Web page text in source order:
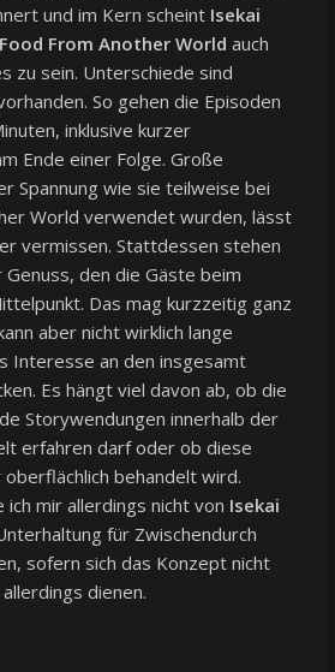
und im Kern scheint Isekai
From Another World auch
zu sein. Unterschiede sind
So gehen die Episoden
inklusive kurzer
Ende einer Folge. Große
Spannung wie sie teilweise bei
World verwendet wurden, lässt
vermissen. Stattdessen stehen
den die Gäste beim
Das mag kurzzeitig ganz
aber nicht wirklich lange
Interesse an den insgesamt
Es hängt viel davon ab, ob die
Storywendungen innerhalb der
erfahren darf oder ob diese
behandelt wird.
mir allerdings nicht von Isekai
für Zwischendurch
sofern sich das Konzept nicht
dienen.